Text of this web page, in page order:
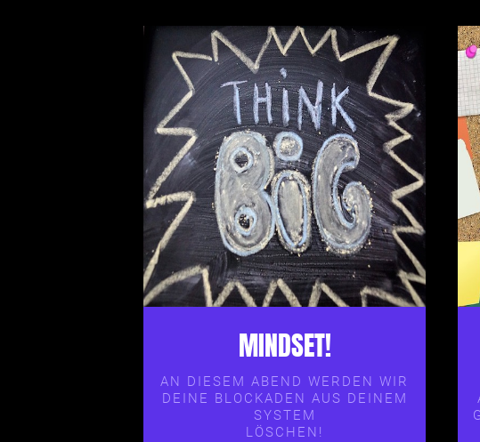
MINDSET!
AN DIESEM ABEND WERDEN WIR
DEINE BLOCKADEN AUS DEINEM
SYSTEM
LÖSCHEN!